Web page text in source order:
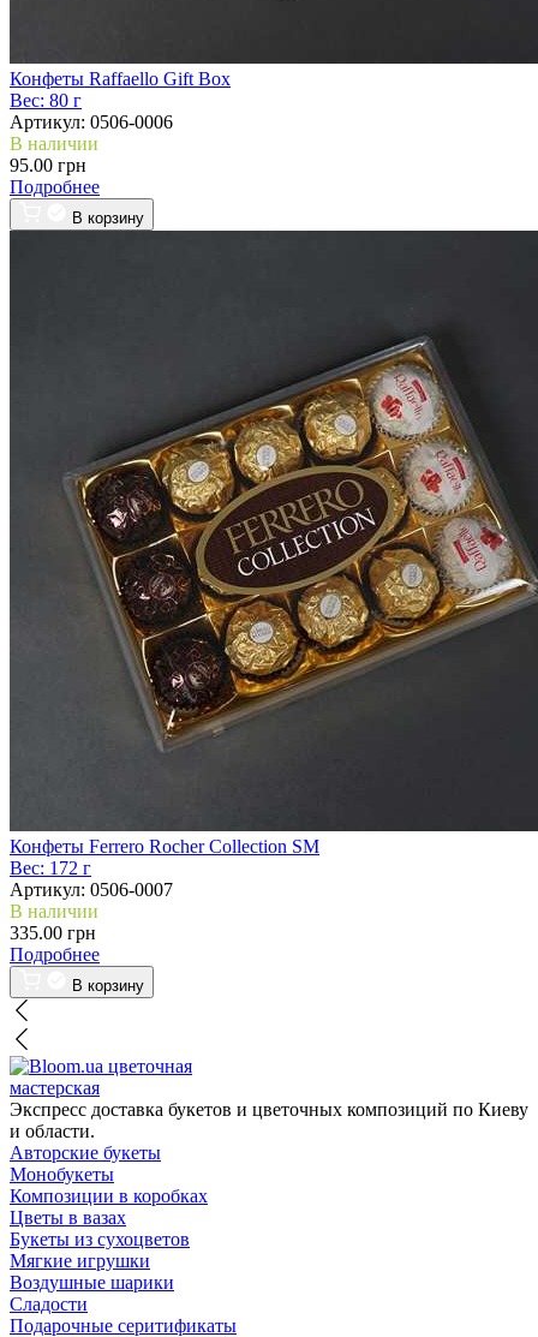
Конфеты Raffaello Gift Box
Вес: 80 г
Артикул: 0506-0006
В наличии
95.00 грн
Подробнее
В корзину
Конфеты Ferrero Rocher Collection SM
Вес: 172 г
Артикул: 0506-0007
В наличии
335.00 грн
Подробнее
В корзину
цветочная
мастерская
Экспресс доставка букетов и цветочных композиций по Киеву
и области.
Авторские букеты
Монобукеты
Композиции в коробках
Цветы в вазах
Букеты из сухоцветов
Мягкие игрушки
Воздушные шарики
Сладости
Подарочные серитификаты